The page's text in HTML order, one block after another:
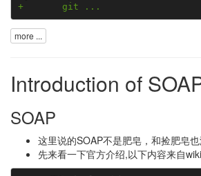
+       git ...
more ...
Introduction of
SOAP
这里说的SOAP不是肥皂，和捡肥皂
先来看一下官方介绍,以下内容来自wiki